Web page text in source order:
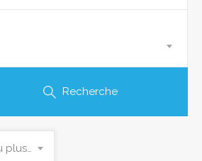
Recherche
Du plus récent au plus ancien